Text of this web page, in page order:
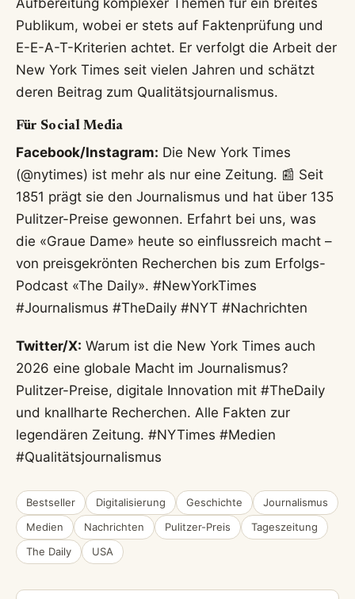
Aufbereitung komplexer Themen für ein breites
Publikum, wobei er stets auf Faktenprüfung und
E-E-A-T-Kriterien achtet. Er verfolgt die Arbeit der
New York Times seit vielen Jahren und schätzt
deren Beitrag zum Qualitätsjournalismus.
Für Social Media
Facebook/Instagram: Die New York Times
(@nytimes) ist mehr als nur eine Zeitung. 📰 Seit
1851 prägt sie den Journalismus und hat über 135
Pulitzer-Preise gewonnen. Erfahrt bei uns, was
die «Graue Dame» heute so einflussreich macht –
von preisgekrönten Recherchen bis zum Erfolgs-
Podcast «The Daily». #NewYorkTimes
#Journalismus #TheDaily #NYT #Nachrichten
Twitter/X: Warum ist die New York Times auch
2026 eine globale Macht im Journalismus?
Pulitzer-Preise, digitale Innovation mit #TheDaily
und knallharte Recherchen. Alle Fakten zur
legendären Zeitung. #NYTimes #Medien
#Qualitätsjournalismus
Bestseller Digitalisierung Geschichte
Journalismus
Medien
Nachrichten Pulitzer-Preis
Tageszeitung
The Daily
USA